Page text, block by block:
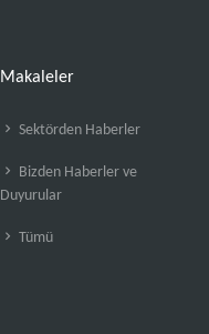
Makaleler
Sektörden Haberler
Bizden Haberler ve
Duyurular
Tümü